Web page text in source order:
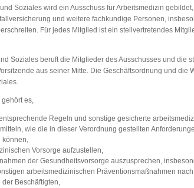
Soziales wird ein Ausschuss für Arbeitsmedizin
und weitere fachkundige Personen,
Für jedes Mitglied ist ein stellvertretendes
Soziales beruft die Mitglieder des Ausschusses und die
aus seiner Mitte. Die Geschäftsordnung und die
gehört es,
Regeln und sonstige gesicherte
wie die in dieser Verordnung gestellten
können,
Vorsorge aufzustellen,
der Gesundheitsvorsorge auszusprechen,
arbeitsmedizinischen Präventionsmaßnahmen nach
Beschäftigten,